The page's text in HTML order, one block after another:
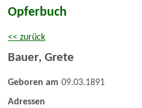
Opferbuch
<< zurück
Bauer, Grete
Geboren am 09.03.1891
Adressen